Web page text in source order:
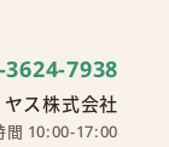
3624-7938
ス株式会社
間 10:00-17:00